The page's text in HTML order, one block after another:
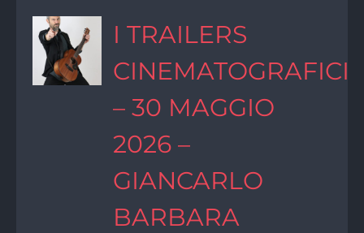
I TRAILERS
CINEMATOGRAFICI
– 30 MAGGIO
2026 –
GIANCARLO
BARBARA